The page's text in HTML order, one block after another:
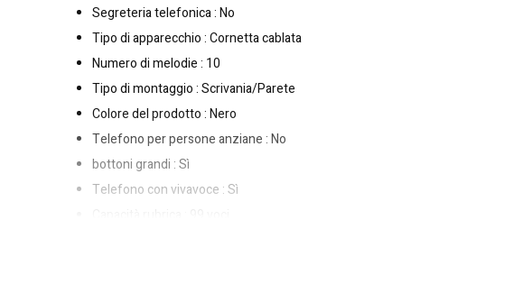
Segreteria telefonica : No
Tipo di apparecchio : Cornetta cablata
Numero di melodie : 10
Tipo di montaggio : Scrivania/Parete
Colore del prodotto : Nero
Telefono per persone anziane : No
bottoni grandi : Sì
Telefono con vivavoce : Sì